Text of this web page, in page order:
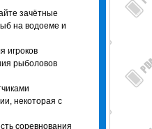
зачётные
на водоеме и
игроков
рыболовов
некоторая с
соревнования